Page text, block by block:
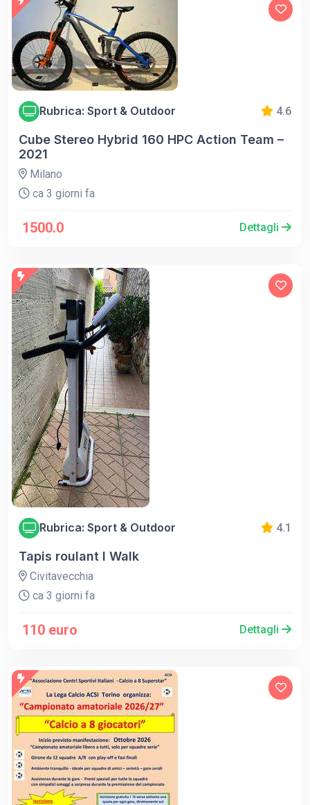
Rubrica: Sport & Outdoor 4.6
Cube Stereo Hybrid 160 HPC Action Team –
2021
Milano
ca 3 giorni fa
1500.0 Dettagli
Rubrica: Sport & Outdoor 4.1
Tapis roulant I Walk
Civitavecchia
ca 3 giorni fa
110 euro Dettagli